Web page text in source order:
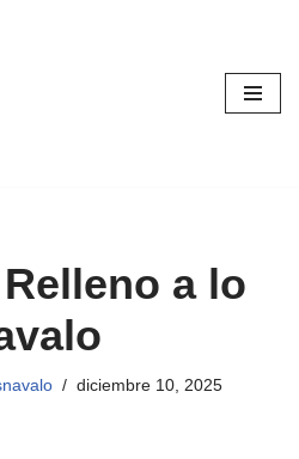
a lo
diciembre 10, 2025